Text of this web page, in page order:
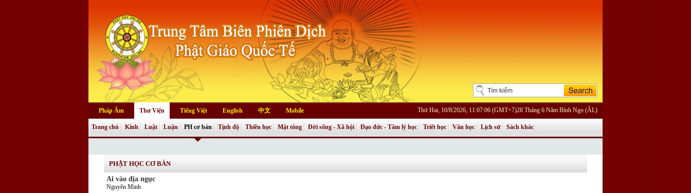
Pháp Âm Thư Viện Tiếng Việt English 中文 Mobile Thứ Hai, 10/8/2026, 11:07:06 (GMT+7)28 Tháng 6 Năm Bính Ngọ (ÂL)
Trang chủ Kinh Luật Luận PH cơ bản Tịnh độ Thiền học Mật tông Đời sống - Xã hội Đạo đức - Tâm lý học Triết học Văn học Lịch sử Sách khác
PHẬT HỌC CƠ BẢN
Ai vào địa ngục
Nguyên Minh